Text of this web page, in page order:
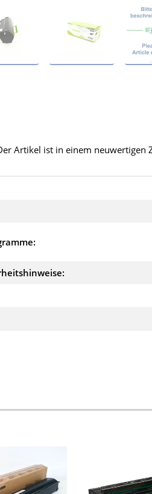
Artikel ist in einem